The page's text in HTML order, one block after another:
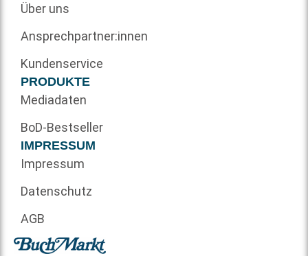
Über uns
Ansprechpartner:innen
Kundenservice
PRODUKTE
Mediadaten
BoD-Bestseller
IMPRESSUM
Impressum
Datenschutz
AGB